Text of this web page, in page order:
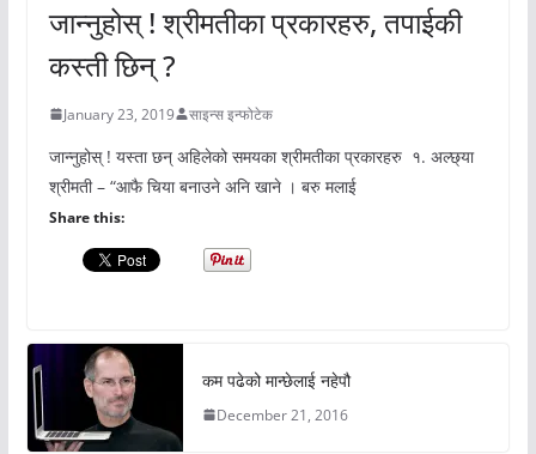
जान्नुहोस् ! श्रीमतीका प्रकारहरु, तपाईकी
कस्ती छिन् ?
January 23, 2019 साइन्स इन्फोटेक
जान्नुहोस् ! यस्ता छन् अहिलेको समयका श्रीमतीका प्रकारहरु १. अल्छ्या
श्रीमती – “आफै चिया बनाउने अनि खाने । बरु मलाई
Share this:
कम पढेको मान्छेलाई नहेपौ
December 21, 2016